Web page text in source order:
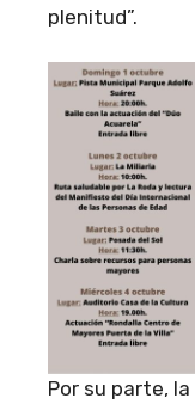
plenitud”.
Por su parte, la